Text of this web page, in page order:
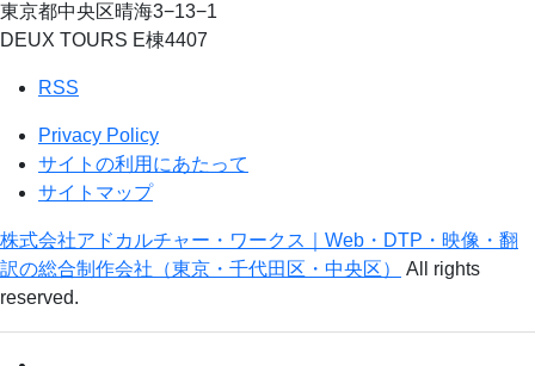
東京都中央区晴海3−13−1
DEUX TOURS E棟4407
RSS
Privacy Policy
サイトの利用にあたって
サイトマップ
株式会社アドカルチャー・ワークス｜Web・DTP・映像・翻
訳の総合制作会社（東京・千代田区・中央区）
All rights
reserved.